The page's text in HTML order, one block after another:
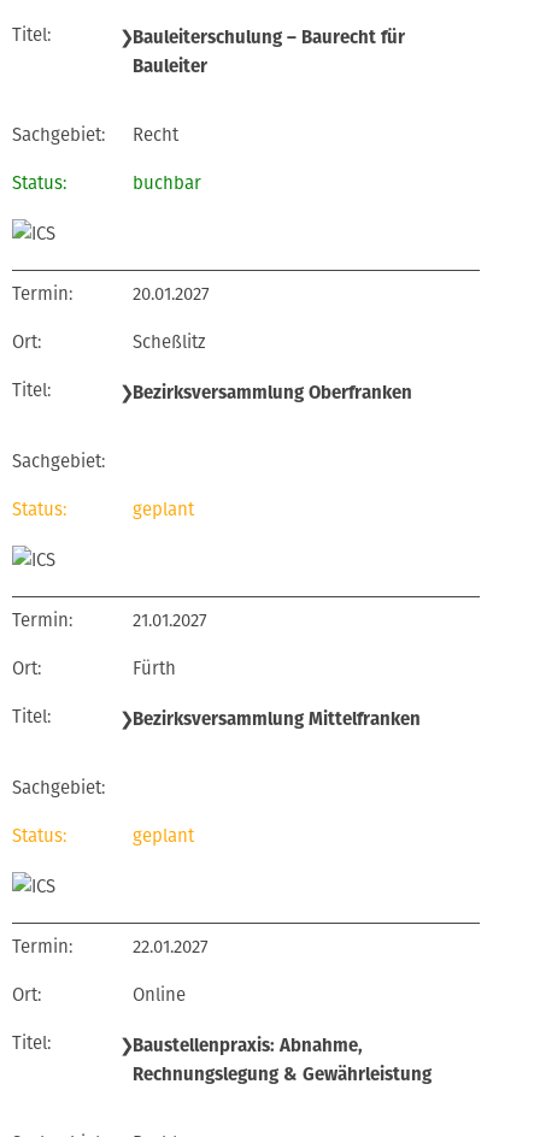
❯Bauleiterschulung – Baurecht für
Bauleiter
Recht
buchbar
20.01.2027
Scheßlitz
❯Bezirksversammlung Oberfranken
geplant
21.01.2027
Fürth
❯Bezirksversammlung Mittelfranken
geplant
22.01.2027
Online
❯Baustellenpraxis: Abnahme,
Rechnungslegung & Gewährleistung